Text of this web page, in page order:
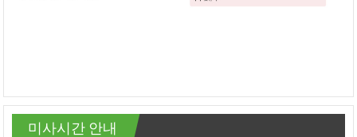
미사시간 안내